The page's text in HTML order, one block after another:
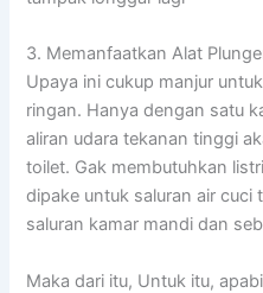
3. Memanfaatkan Alat
Upaya ini cukup manjur
ringan. Hanya dengan satu
aliran udara tekanan tinggi
toilet. Gak membutuhkan
dipake untuk saluran air cuci
saluran kamar mandi dan
Maka dari itu, Untuk itu,